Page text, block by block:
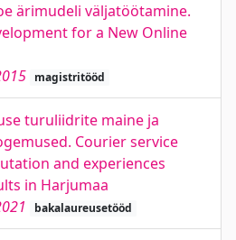
ärimudeli väljatöötamine.
for a New Online
magistritööd
turuliidrite maine ja
Courier service
and experiences
in Harjumaa
bakalaureusetööd